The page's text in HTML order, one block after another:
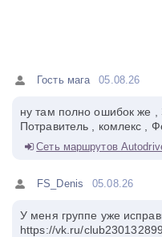
Гость мага 05.08.26
ну там полно ошибок же ,
Потравитель , комлекс ,
Сеть маршрутов
FS_Denis 05.08.26
У меня группе уже
https://vk.ru/club230132899